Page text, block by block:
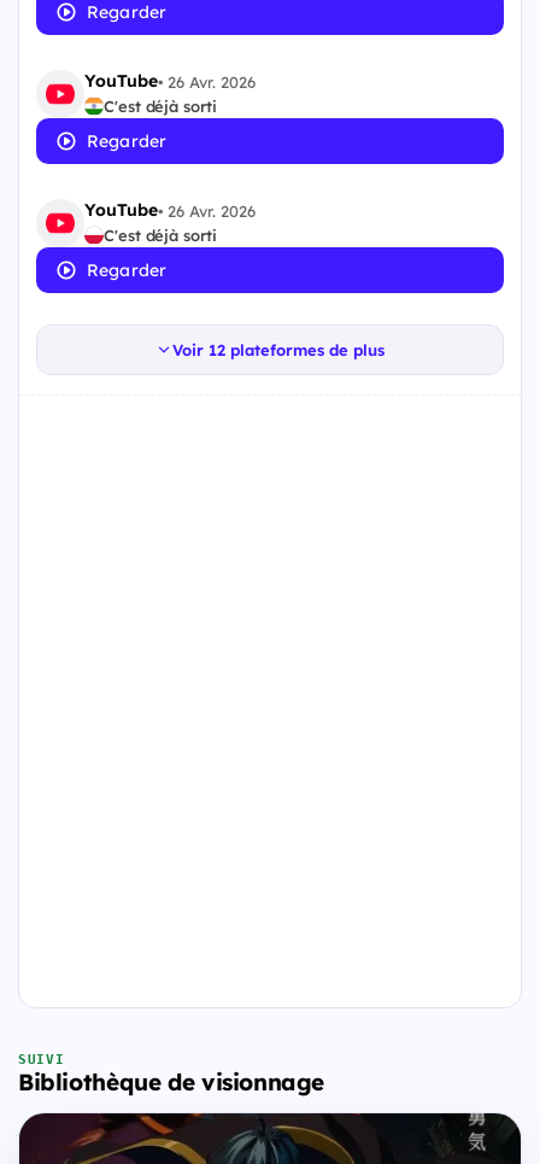
Regarder
YouTube• 26 Avr. 2026
C'est déjà sorti
Regarder
YouTube• 26 Avr. 2026
C'est déjà sorti
Regarder
Voir 12 plateformes de plus
SUIVI
Bibliothèque de visionnage